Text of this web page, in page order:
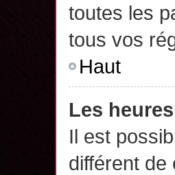
toutes les
tous vos
Haut
Les
Il est
différent de